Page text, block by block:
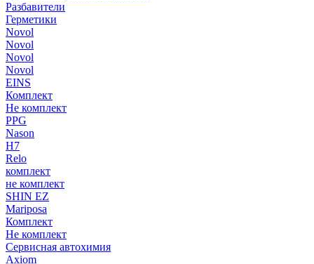
Разбавители
Герметики
Novol
Novol
Novol
Novol
EINS
Комплект
Не комплект
PPG
Nason
H7
Relo
комплект
не комплект
SHIN EZ
Mariposa
Комплект
Не комплект
Сервисная автохимия
Axiom